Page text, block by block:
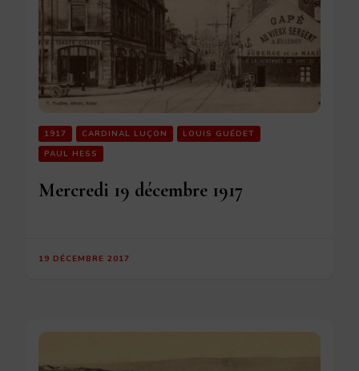
1917 CARDINAL LUÇON
LOUIS GUÉDET
PAUL HESS
Mercredi 19 décembre 1917
19 DÉCEMBRE 2017